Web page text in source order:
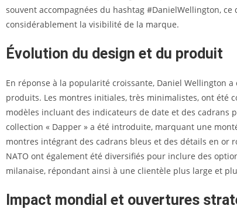
souvent accompagnées du hashtag #DanielWellington,
considérablement la visibilité de la marque.
Évolution du design et du produit
En réponse à la popularité croissante, Daniel Wellington a
produits. Les montres initiales, très minimalistes, ont été
modèles incluant des indicateurs de date et des cadrans
collection « Dapper » a été introduite, marquant une
montres intégrant des cadrans bleus et des détails en or
NATO ont également été diversifiés pour inclure des
milanaise, répondant ainsi à une clientèle plus large et
Impact mondial et ouvertures